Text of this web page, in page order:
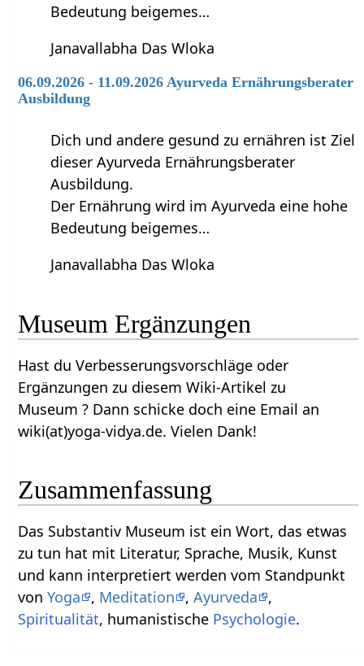
Bedeutung beigemes…
Janavallabha Das Wloka
06.09.2026 - 11.09.2026 Ayurveda Ernährungsberater
Ausbildung
Dich und andere gesund zu ernähren ist Ziel
dieser Ayurveda Ernährungsberater
Ausbildung.
Der Ernährung wird im Ayurveda eine hohe
Bedeutung beigemes…
Janavallabha Das Wloka
Museum‏‎ Ergänzungen
Hast du Verbesserungsvorschläge oder
Ergänzungen zu diesem Wiki-Artikel zu
Museum‏‎ ? Dann schicke doch eine Email an
wiki(at)yoga-vidya.de. Vielen Dank!
Zusammenfassung
Das Substantiv Museum‏‎ ist ein Wort, das etwas
zu tun hat mit Literatur, Sprache, Musik, Kunst
und kann interpretiert werden vom Standpunkt
vonYoga , Meditation ,Ayurveda
,
Spiritualität, humanistische Psychologie.